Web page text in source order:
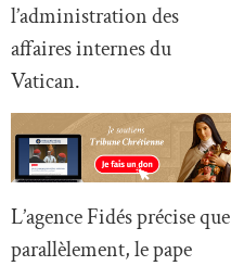
l’administration des
affaires internes du
Vatican.
L’agence Fidés précise que
parallèlement, le pape